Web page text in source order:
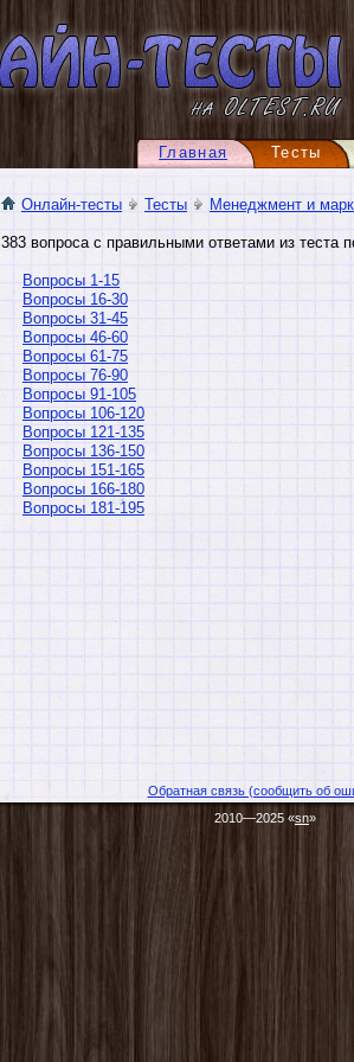
Тесты
Главная
Онлайн-тесты Тесты Менеджмент и
383 вопроса с правильными ответами из теста
Вопросы 1-15
Вопросы 16-30
Вопросы 31-45
Вопросы 46-60
Вопросы 61-75
Вопросы 76-90
Вопросы 91-105
Вопросы 106-120
Вопросы 121-135
Вопросы 136-150
Вопросы 151-165
Вопросы 166-180
Вопросы 181-195
Обратная связь (сообщить об
2010—2025 «sn»